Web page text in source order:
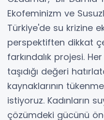
Ekofeminizm ve
Türkiye'de su krizine
perspektiften dikkat
farkındalık projesi.
taşıdığı değeri
kaynaklarının
istiyoruz. Kadınların
çözümdeki gücünü